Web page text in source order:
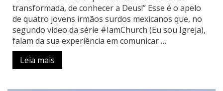
transformada, de conhecer a Deus!” Esse é o apelo
de quatro jovens irmãos surdos mexicanos que, no
segundo vídeo da série #IamChurch (Eu sou Igreja),
falam da sua experiência em comunicar …
Leia mais